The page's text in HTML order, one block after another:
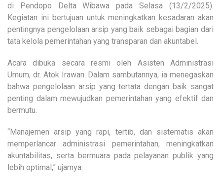
di Pendopo Delta Wibawa pada Selasa (13/2/2025).
Kegiatan ini bertujuan untuk meningkatkan kesadaran akan
pentingnya pengelolaan arsip yang baik sebagai bagian dari
tata kelola pemerintahan yang transparan dan akuntabel.
Acara dibuka secara resmi oleh Asisten Administrasi
Umum, dr. Atok Irawan. Dalam sambutannya, ia menegaskan
bahwa pengelolaan arsip yang tertata dengan baik sangat
penting dalam mewujudkan pemerintahan yang efektif dan
bermutu.
“Manajemen arsip yang rapi, tertib, dan sistematis akan
memperlancar administrasi pemerintahan, meningkatkan
akuntabilitas, serta bermuara pada pelayanan publik yang
lebih optimal,” ujarnya.